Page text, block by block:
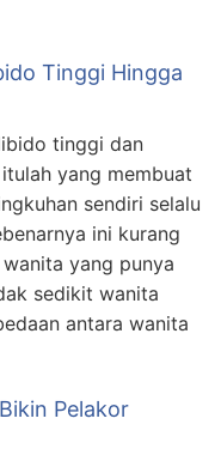
Tinggi Hingga
tinggi dan
yang membuat
sendiri selalu
ini kurang
yang punya
sedikit wanita
antara wanita
Pelakor